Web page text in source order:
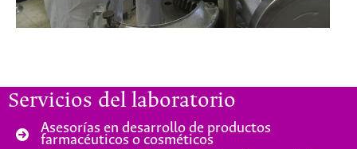
Servicios del laboratorio
Asesorías en desarrollo de productos
farmacéuticos o cosméticos